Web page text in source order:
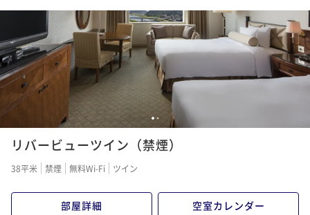
ポイント即利用で
最大5％OFF
¥27,000~
2名 ¥ 25,650 ~
12
リバービューツイン（禁煙）
38平米 禁煙 無料Wi-Fi ツイン
部屋詳細 空室カレンダー